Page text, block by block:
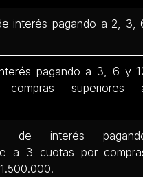
interés pagando a 2, 3,
pagando a 3, 6 y
superiores
de interés
a 3 cuotas por